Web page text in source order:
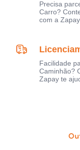
Precisa
Carro?
com a
Facilidade
Caminhão?
Zapay te